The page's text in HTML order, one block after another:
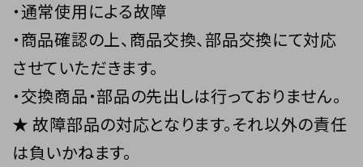
・通常使用による故障
・商品確認の上、商品交換、部品交換にて対応
させていただきます。
・交換商品・部品の先出しは行っておりません。
★ 故障部品の対応となります。それ以外の責任
は負いかねます。